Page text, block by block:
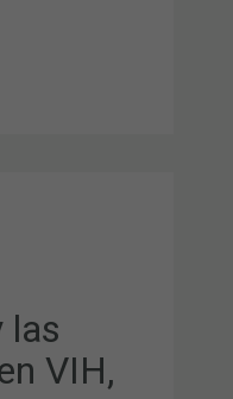
las
VIH,